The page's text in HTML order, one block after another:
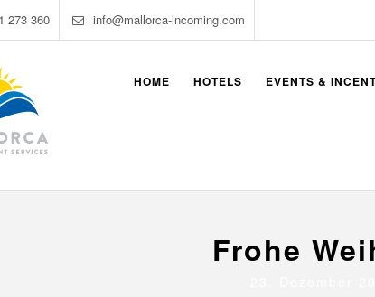
273 360 info@mallorca-incoming.com
HOME HOTELS EVENTS &
Frohe